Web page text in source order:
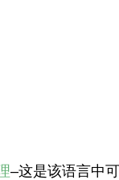
–这是该语言中